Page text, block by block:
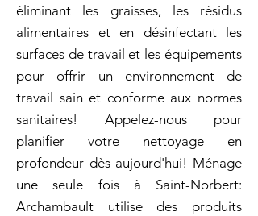
éliminant les graisses, les résidus
alimentaires et en désinfectant les
surfaces de travail et les équipements
pour offrir un environnement de
travail sain et conforme aux normes
sanitaires! Appelez-nous pour
planifier votre nettoyage en
profondeur dès aujourd'hui! Ménage
une seule fois à Saint-Norbert:
Archambault utilise des produits